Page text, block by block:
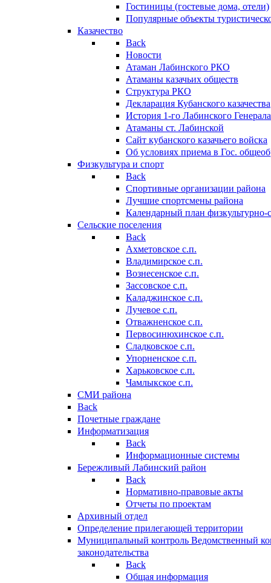
Гостиницы (гостевые дома, отели)
Популярные объекты
Казачество
Back
Новости
Атаман Лабинского РКО
Атаманы казачьих обществ
Структура РКО
Декларация Кубанского казачества
История 1-го Лабинского
Атаманы ст. Лабинской
Cайт кубанского казачьего войска
Об условиях приема в Гос.
Физкультура и спорт
Back
Спортивные организации района
Лучшие спортсмены района
Календарный план
Сельские поселения
Back
Ахметовское с.п.
Владимирское с.п.
Вознесенское с.п.
Зассовское с.п.
Каладжинское с.п.
Лучевое с.п.
Отважненское с.п.
Первосинюхинское с.п.
Сладковское с.п.
Упорненское с.п.
Харьковское с.п.
Чамлыкское с.п.
СМИ района
Back
Почетные граждане
Информатизация
Back
Информационные системы
Бережливый Лабинский район
Back
Нормативно-правовые акты
Отчеты по проектам
Архивный отдел
Определение прилегающей территории
Муниципальный контроль Ведомственный
законодательства
Back
Общая информация